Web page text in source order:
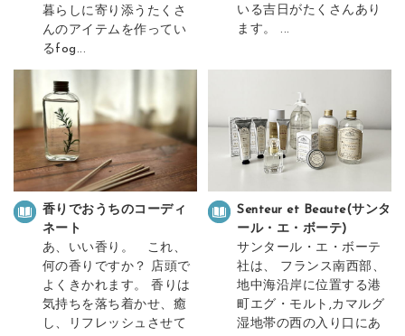
暮らしに寄り添うたくさ
んのアイテムを作ってい
るfog...
いる吉日がたくさんあり
ます。 ...
香りでおうちのコーディ
ネート
あ、いい香り。 これ、
何の香りですか？ 店頭で
よくきかれます。 香りは
気持ちを落ち着かせ、癒
し、リフレッシュさせて
Senteur et Beaute(サンタ
ール・エ・ボーテ)
サンタール・エ・ボーテ
社は、 フランス南西部、
地中海沿岸に位置する港
町エグ・モルト,カマルグ
湿地帯の西の入り口にあ